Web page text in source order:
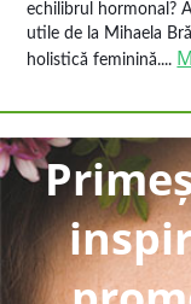
echilibrul hormonal?
utile de la Mihaela
holistică feminină....